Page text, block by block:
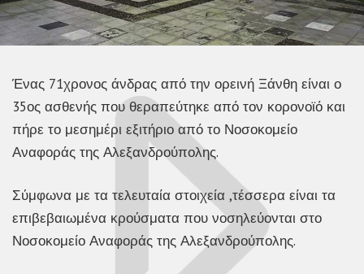
Ένας 71χρονος άνδρας από την ορεινή Ξάνθη είναι ο
35ος ασθενής που θεραπεύτηκε από τον κορονοϊό και
πήρε το μεσημέρι εξιτήριο από το Νοσοκομείο
Αναφοράς της Αλεξανδρούπολης.
Σύμφωνα με τα τελευταία στοιχεία ,τέσσερα είναι τα
επιβεβαιωμένα κρούσματα που νοσηλεύονται στο
Νοσοκομείο Αναφοράς της Αλεξανδρούπολης.